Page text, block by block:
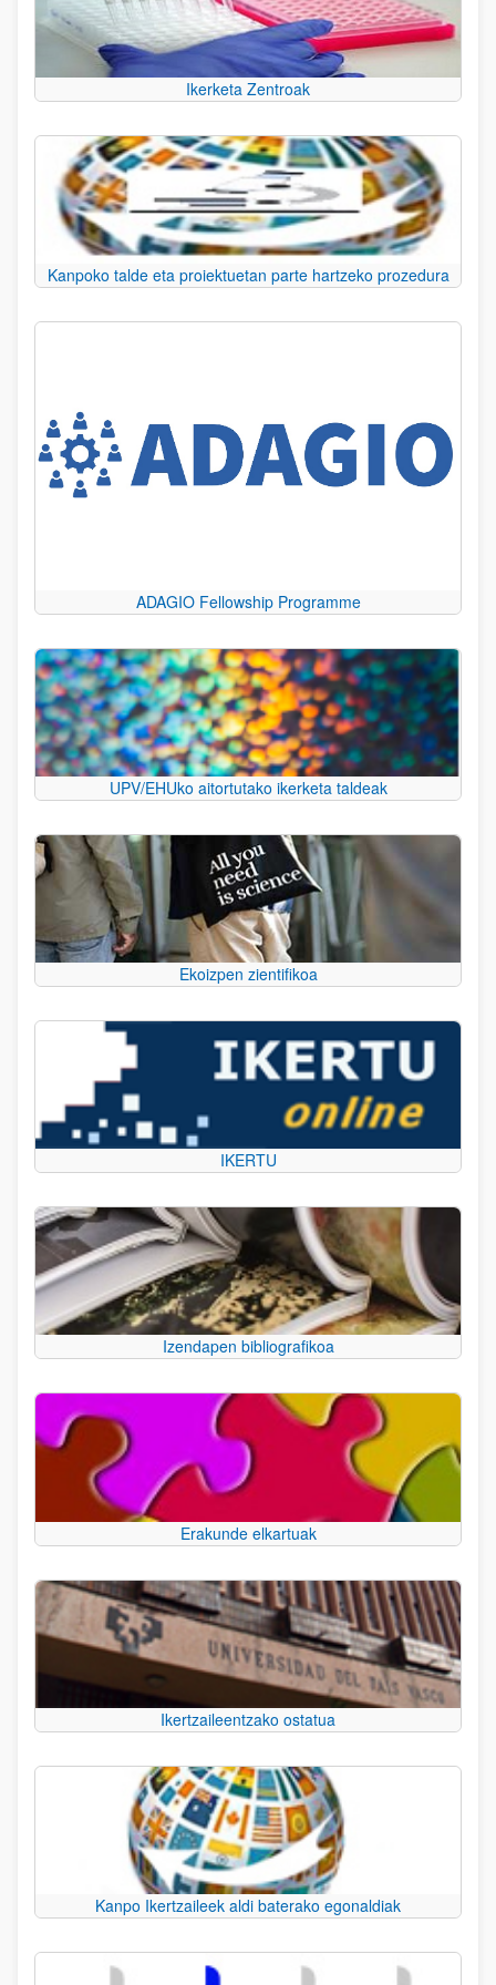
Ikerketa Zentroak
Kanpoko talde eta proiektuetan parte hartzeko prozedura
ADAGIO Fellowship Programme
UPV/EHUko aitortutako ikerketa taldeak
Ekoizpen zientifikoa
IKERTU
Izendapen bibliografikoa
Erakunde elkartuak
Ikertzaileentzako ostatua
Kanpo Ikertzaileek aldi baterako egonaldiak